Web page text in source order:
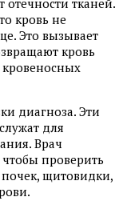
тканей.
кровь не
Это вызывает
кровь
кровеносных
диагноза. Эти
для
Врач
проверить
щитовидки,